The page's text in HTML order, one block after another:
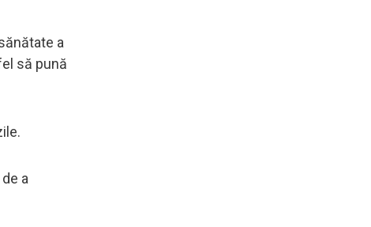
a
să pună
a